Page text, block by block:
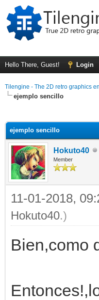
Hello There, Guest! Login
Tilengine - The 2D retro graphics
ejemplo sencillo
ejemplo sencillo
Hokuto40
Member
11-01-2018,
Hokuto40.)
Bien,como